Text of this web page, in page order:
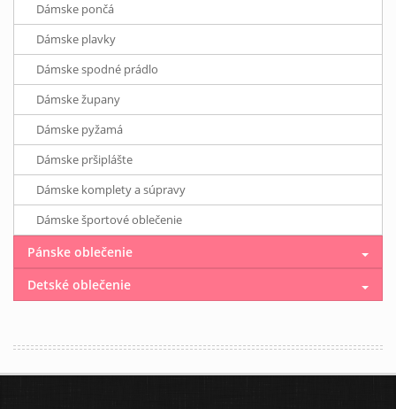
Dámske pončá
Dámske plavky
Dámske spodné prádlo
Dámske župany
Dámske pyžamá
Dámske pršiplášte
Dámske komplety a súpravy
Dámske športové oblečenie
Pánske oblečenie
Detské oblečenie